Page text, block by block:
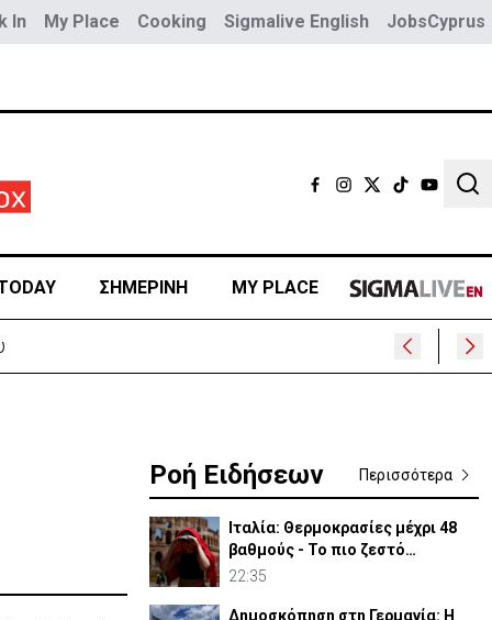
In My Place Cooking Sigmalive English JobsCyprus
ΣΗΜΕΡΙΝΗ MY PLACE
Ροή Ειδήσεων Περισσότερα
Ιταλία: Θερμοκρασίες μέχρι 48
βαθμούς - Το πιο ζεστό
καλοκαίρι των 100 χρόνων
22:35
Δημοσκόπηση στη Γερμανία: Η